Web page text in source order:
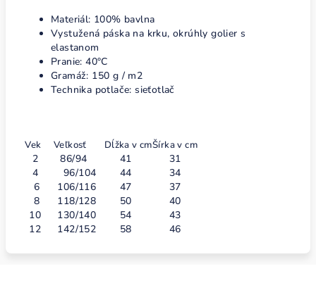
Materiál: 100% bavlna
Vystužená páska na krku, okrúhly golier s
elastanom
Pranie: 40°C
Gramáž: 150 g / m2
Technika potlače: sieťotlač
Vek Veľkosť Dĺžka v cmŠírka v cm
2 86/94 41
31
4
96/104 44
34
6
106/116 47
37
8
118/128 50
40
10
130/140 54
43
12
142/152 58 46